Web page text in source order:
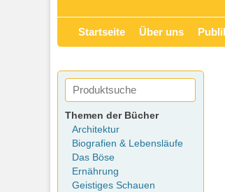
Primäres Menü
Inhalt
Startseite Über uns
Themen der Bücher
Architektur
Biografien & Lebensläufe
Das Böse
Ernährung
Geistiges Schauen